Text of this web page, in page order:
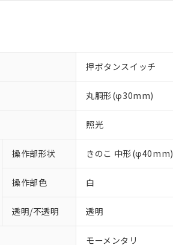
押ボタンスイッチ
丸胴形(φ30mm)
照光
操作部形状 きのこ 中形(φ40mm)
操作部色 白
透明/不透明 透明
モーメンタリ